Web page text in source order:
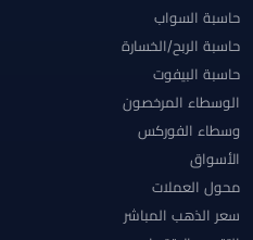
حاسبة السواب
حاسبة الربح/الخسارة
حاسبة البيفوت
الوسطاء المرخصون
وسطاء الفوركس
الأسواق
محول العملات
سعر الذهب المباشر